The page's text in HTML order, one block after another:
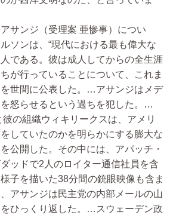
サンジ（受理案 亜惨事）につい
ソンは、“現代における最も偉大な
である。彼は成人してからの全生涯
が行っていることについて、これま
世間に公表した。…アサンジはメデ
怒らせるという過ちを犯した。…
の組織ウィキリークスは、アメリ
していたのかを明らかにする膨大な
公開した。その中には、アパッチ・
ッドで2人のロイター通信社員を含
子を描いた38分間の銃眼映像も含ま
アサンジは民主党の内部メールの山
ひっくり返した。…スウェーデン政